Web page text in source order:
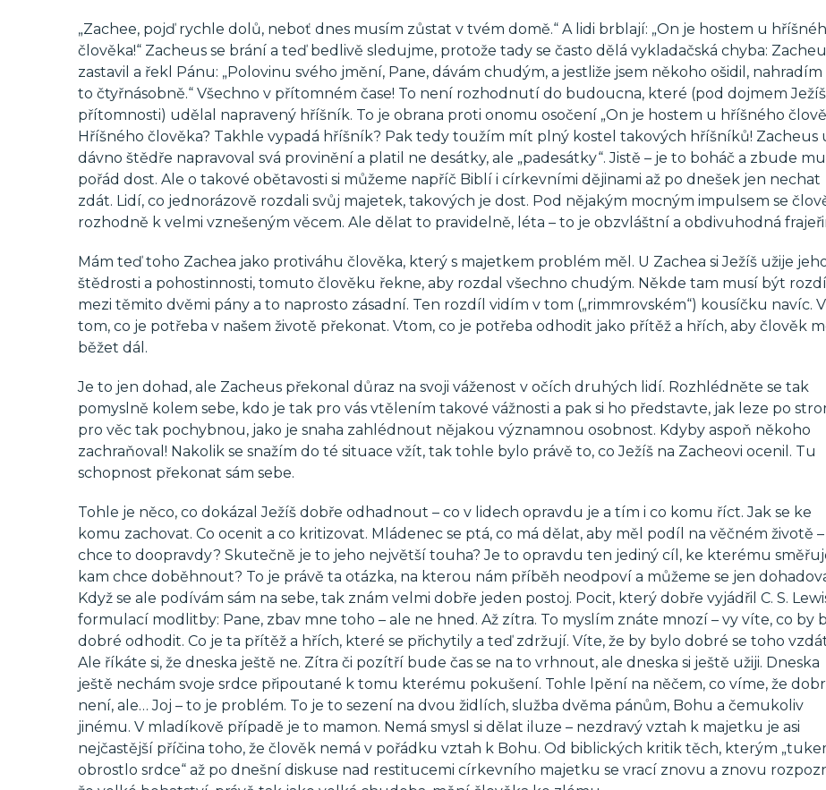
„Zachee, pojď rychle dolů, neboť dnes musím zůstat v tvém domě.“ A lidi brblají: „On je hostem u
člověka!“ Zacheus se brání a teď bedlivě sledujme, protože tady se často dělá vykladačská chyba:
zastavil a řekl Pánu: „Polovinu svého jmění, Pane, dávám chudým, a jestliže jsem někoho ošidil,
to čtyřnásobně.“ Všechno v přítomném čase! To není rozhodnutí do budoucna, které (pod dojmem
přítomnosti) udělal napravený hříšník. To je obrana proti onomu osočení „On je hostem u hříšného
Hříšného člověka? Takhle vypadá hříšník? Pak tedy toužím mít plný kostel takových hříšníků! Zacheus
dávno štědře napravoval svá provinění a platil ne desátky, ale „padesátky“. Jistě – je to boháč a zbude mu
pořád dost. Ale o takové obětavosti si můžeme napříč Biblí i církevními dějinami až po dnešek jen nechat
zdát. Lidí, co jednorázově rozdali svůj majetek, takových je dost. Pod nějakým mocným impulsem se
rozhodně k velmi vznešeným věcem. Ale dělat to pravidelně, léta – to je obzvláštní a obdivuhodná
Mám teď toho Zachea jako protiváhu člověka, který s majetkem problém měl. U Zachea si Ježíš užije
štědrosti a pohostinnosti, tomuto člověku řekne, aby rozdal všechno chudým. Někde tam musí být rozdíl
mezi těmito dvěmi pány a to naprosto zásadní. Ten rozdíl vidím v tom („rimmrovském“) kousíčku navíc. V
tom, co je potřeba v našem životě překonat. Vtom, co je potřeba odhodit jako přítěž a hřích, aby člověk
běžet dál.
Je to jen dohad, ale Zacheus překonal důraz na svoji váženost v očích druhých lidí. Rozhlédněte se tak
pomyslně kolem sebe, kdo je tak pro vás vtělením takové vážnosti a pak si ho představte, jak leze po
pro věc tak pochybnou, jako je snaha zahlédnout nějakou významnou osobnost. Kdyby aspoň někoho
zachraňoval! Nakolik se snažím do té situace vžít, tak tohle bylo právě to, co Ježíš na Zacheovi ocenil. Tu
schopnost překonat sám sebe.
Tohle je něco, co dokázal Ježíš dobře odhadnout – co v lidech opravdu je a tím i co komu říct. Jak se ke
komu zachovat. Co ocenit a co kritizovat. Mládenec se ptá, co má dělat, aby měl podíl na věčném životě –
chce to doopravdy? Skutečně je to jeho největší touha? Je to opravdu ten jediný cíl, ke kterému
kam chce doběhnout? To je právě ta otázka, na kterou nám příběh neodpoví a můžeme se jen
Když se ale podívám sám na sebe, tak znám velmi dobře jeden postoj. Pocit, který dobře vyjádřil C. S.
formulací modlitby: Pane, zbav mne toho – ale ne hned. Až zítra. To myslím znáte mnozí – vy víte, co by
dobré odhodit. Co je ta přítěž a hřích, které se přichytily a teď zdržují. Víte, že by bylo dobré se toho
Ale říkáte si, že dneska ještě ne. Zítra či pozítří bude čas se na to vrhnout, ale dneska si ještě užiji. Dneska
ještě nechám svoje srdce připoutané k tomu kterému pokušení. Tohle lpění na něčem, co víme, že
není, ale… Joj – to je problém. To je to sezení na dvou židlích, služba dvěma pánům, Bohu a čemukoliv
jinému. V mladíkově případě je to mamon. Nemá smysl si dělat iluze – nezdravý vztah k majetku je asi
nejčastější příčina toho, že člověk nemá v pořádku vztah k Bohu. Od biblických kritik těch, kterým
obrostlo srdce“ až po dnešní diskuse nad restitucemi církevního majetku se vrací znovu a znovu